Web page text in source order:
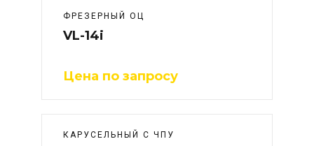
ФРЕЗЕРНЫЙ ОЦ
VL-14i
Цена по запросу
КАРУСЕЛЬНЫЙ С ЧПУ